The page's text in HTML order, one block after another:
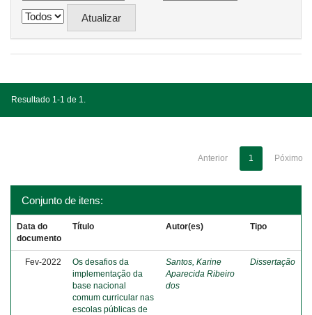
Resultado 1-1 de 1.
Anterior 1 Póximo
Conjunto de itens:
Data do
documento
Título Autor(es) Tipo
Fev-2022
Os desafios da
implementação da
base nacional
comum curricular nas
escolas públicas de
Santos, Karine
Aparecida Ribeiro
dos
Dissertação